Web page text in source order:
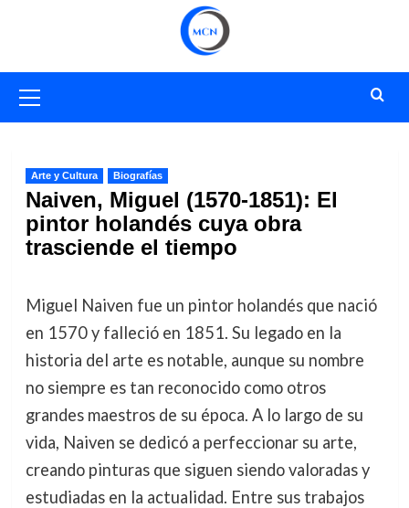
primario
Arte y Cultura Biografías
Naiven, Miguel (1570-1851): El
pintor holandés cuya obra
trasciende el tiempo
Miguel Naiven fue un pintor holandés que nació
en 1570 y falleció en 1851. Su legado en la
historia del arte es notable, aunque su nombre
no siempre es tan reconocido como otros
grandes maestros de su época. A lo largo de su
vida, Naiven se dedicó a perfeccionar su arte,
creando pinturas que siguen siendo valoradas y
estudiadas en la actualidad. Entre sus trabajos